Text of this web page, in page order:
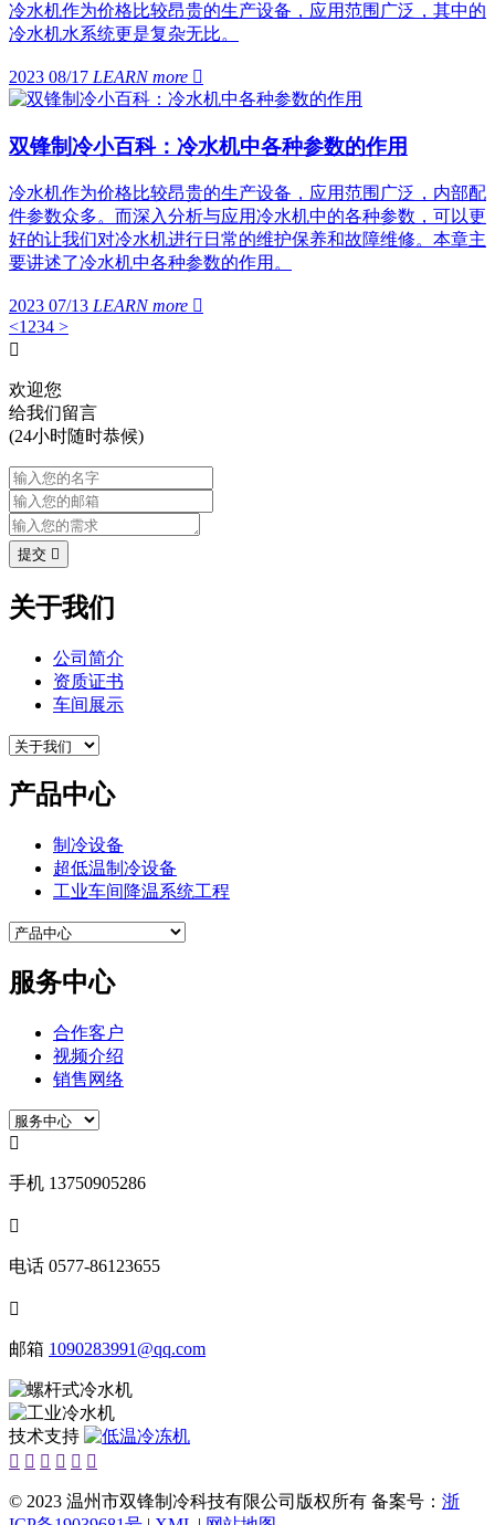
冷水机作为价格比较昂贵的生产设备，应用范围广泛，其中的
冷水机水系统更是复杂无比。
2023 08/17 LEARN more 
双锋制冷小百科：冷水机中各种参数的作用
冷水机作为价格比较昂贵的生产设备，应用范围广泛，内部配
件参数众多。而深入分析与应用冷水机中的各种参数，可以更
好的让我们对冷水机进行日常的维护保养和故障维修。本章主
要讲述了冷水机中各种参数的作用。
2023 07/13 LEARN more 
<1 234 >

欢迎您
给我们留言
(24小时随时恭候)
提交 
关于我们
公司简介
资质证书
车间展示
产品中心
制冷设备
超低温制冷设备
工业车间降温系统工程
服务中心
合作客户
视频介绍
销售网络

手机 13750905286

电话 0577-86123655

邮箱 1090283991@qq.com
技术支持
     
© 2023 温州市双锋制冷科技有限公司版权所有 备案号： 浙